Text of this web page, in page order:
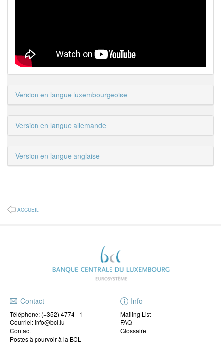
Version en langue luxembourgeoise
Version en langue allemande
Version en langue anglaise
ACCUEIL
Contact
Téléphone: (+352) 4774 - 1
Courriel: info@bcl.lu
Contact
Postes à pourvoir à la BCL
Info
Mailing List
FAQ
Glossaire